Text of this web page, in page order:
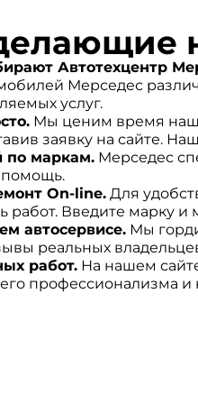
Автотехцентр
Мерседес
услуг.
Мы ценим время
заявку на сайте.
по маркам.Мерседес
On-line.Для
работ. Введите марку
автосервисе.Мы
реальных
работ.На нашем
профессионализма и